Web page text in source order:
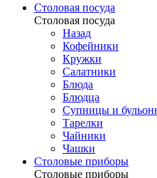
Столовая посуда
Столовая посуда
Назад
Кофейники
Кружки
Салатники
Блюда
Блюдца
Супницы и
Тарелки
Чайники
Чашки
Cтоловые приборы
Cтоловые приборы